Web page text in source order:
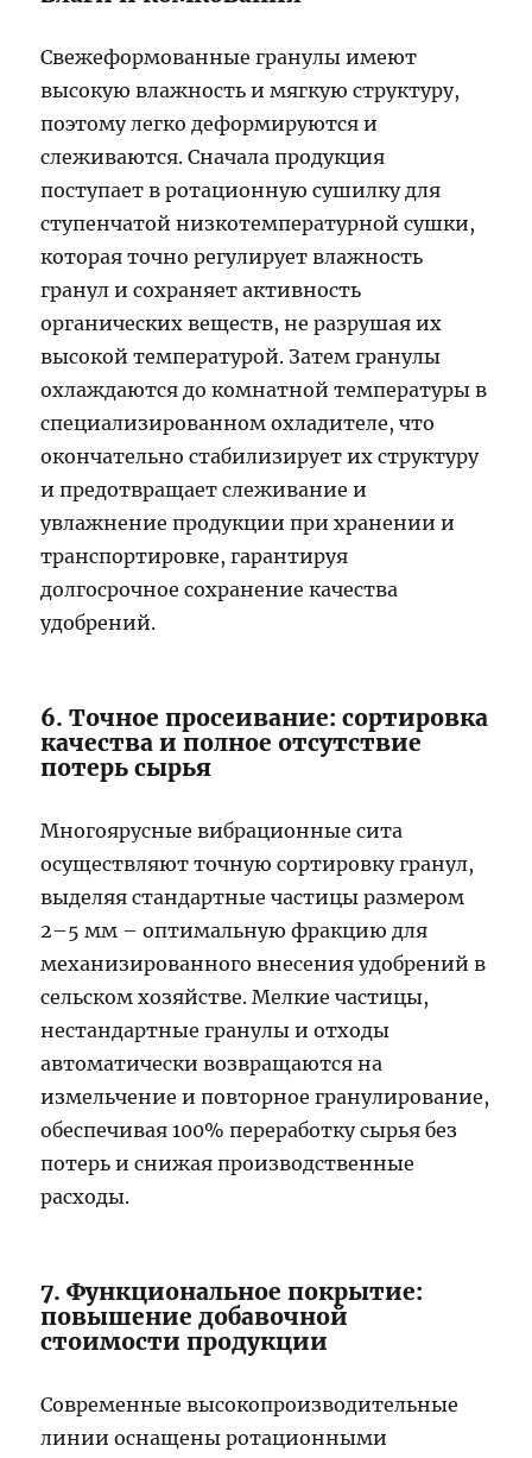
Свежеформованные гранулы имеют
высокую влажность и мягкую структуру,
поэтому легко деформируются и
слеживаются. Сначала продукция
поступает в ротационную сушилку для
ступенчатой низкотемпературной сушки,
которая точно регулирует влажность
гранул и сохраняет активность
органических веществ, не разрушая их
высокой температурой. Затем гранулы
охлаждаются до комнатной температуры в
специализированном охладителе, что
окончательно стабилизирует их структуру
и предотвращает слеживание и
увлажнение продукции при хранении и
транспортировке, гарантируя
долгосрочное сохранение качества
удобрений.
6. Точное просеивание: сортировка
качества и полное отсутствие
потерь сырья
Многоярусные вибрационные сита
осуществляют точную сортировку гранул,
выделяя стандартные частицы размером
2–5 мм – оптимальную фракцию для
механизированного внесения удобрений в
сельском хозяйстве. Мелкие частицы,
нестандартные гранулы и отходы
автоматически возвращаются на
измельчение и повторное гранулирование,
обеспечивая 100% переработку сырья без
потерь и снижая производственные
расходы.
7. Функциональное покрытие:
повышение добавочной
стоимости продукции
Современные высокопроизводительные
линии оснащены ротационными